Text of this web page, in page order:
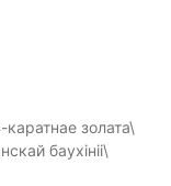
золата\
баухініі\